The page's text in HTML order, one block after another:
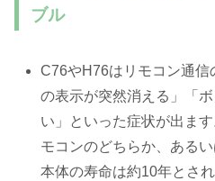
ブル
C76やH76はリモコン通
の表示が突然消える」「
い」といった症状が出ま
モコンのどちらか、ある
本体の寿命は約10年とさ